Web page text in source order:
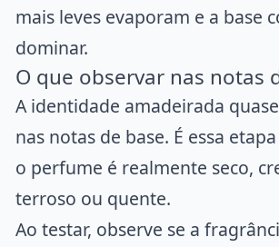
mais leves evaporam e a base
dominar.
O que observar nas notas
A identidade amadeirada
nas notas de base. É essa
o perfume é realmente seco,
terroso ou quente.
Ao testar, observe se a